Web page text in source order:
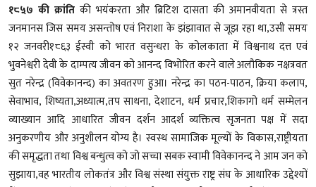
१८५७ की क्रांति की भयंकरता और ब्रिटिश दासता की अमानवीयता से त्रस्त
जनमानस जिस समय असन्तोष एवं निराशा के झंझावात से जूझ रहा था,उसी समय
१२ जनवरी१८६३ ईस्वी को भारत वसुन्धरा के कोलकाता में विश्वनाथ दत्त एवं
भुवनेश्वरी देवी के दाम्पत्य जीवन को आनन्द विभोरित करने वाले अलौकिक नक्षत्रवत
सुत नरेन्द्र (विवेकानन्द) का अवतरण हुआ। नरेन्द्र का पठन-पाठन, क्रिया कलाप,
सेवाभाव, शिष्यता,अध्यात्म,तप साधना, देशाटन, धर्म प्रचार,शिकागो धर्म सम्मेलन
व्याख्यान आदि आधारित जीवन दर्शन आदर्श व्यक्तित्व सृजनता पक्ष में सदा
अनुकरणीय और अनुशीलन योग्य है। स्वस्थ सामाजिक मूल्यों के विकास,राष्ट्रीयता
की समृद्धता तथा विश्व बन्धुत्व को जो सच्चा सबक स्वामी विवेकानन्द ने आम जन को
सुझाया,वह भारतीय लोकतंत्र और विश्व संस्था संयुक्त राष्ट्र संघ के आधारिक उद्देश्यों